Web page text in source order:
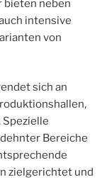
bieten neben
intensive
von
sich an
Bereiche
zielgerichtet und